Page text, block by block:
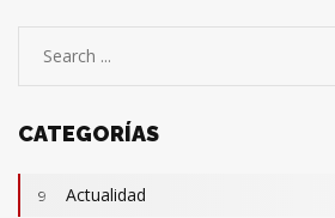
CATEGORÍAS
9 Actualidad